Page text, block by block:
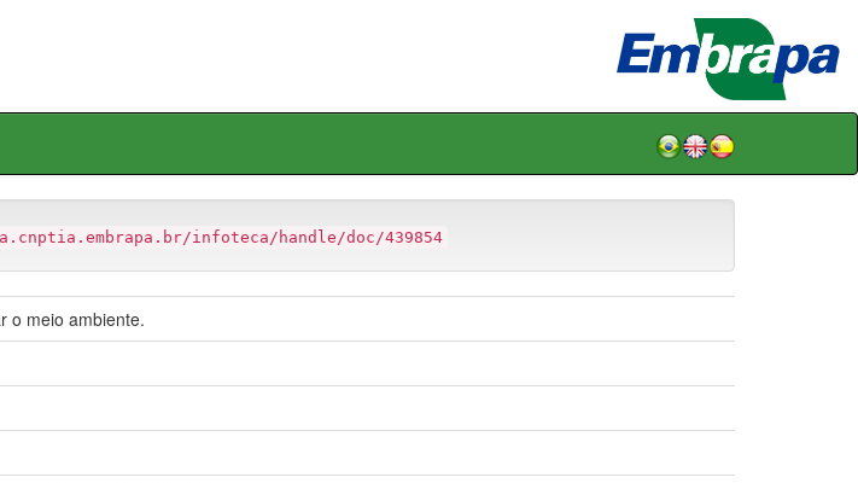
infoteca/handle/doc/439854
o meio ambiente.